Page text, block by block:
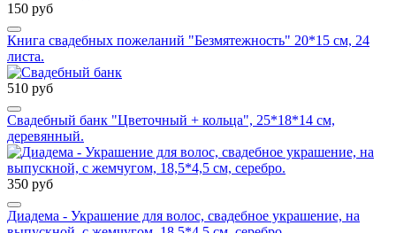
150 руб
Книга свадебных пожеланий "Безмятежность" 20*15 см, 24
листа.
510 руб
Свадебный банк "Цветочный + кольца", 25*18*14 см,
деревянный.
350 руб
Диадема - Украшение для волос, свадебное украшение, на